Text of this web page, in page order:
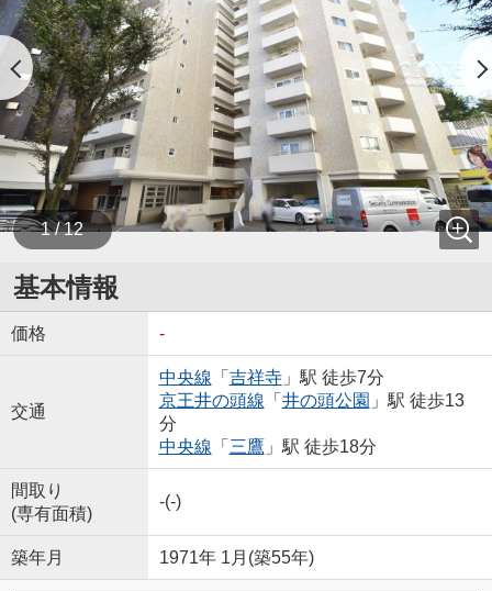
1 / 12
基本情報
価格 -
交通
中央線 「 吉祥寺」駅 徒歩7分
京王井の頭線 「 井の頭公園 」駅 徒歩13
分
中央線 「 三鷹 」駅 徒歩18分
間取り
(専有面積)
-(-)
築年月 1971年 1月(築55年)